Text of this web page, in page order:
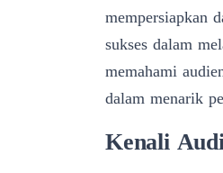
mempersiapkan
sukses dalam
memahami
dalam menarik
Kenali